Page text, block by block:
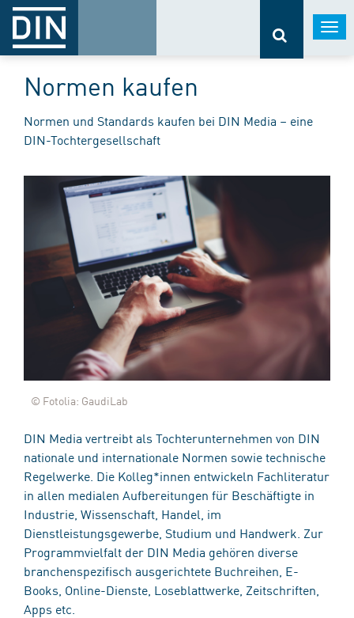
Normen kaufen
Normen und Standards kaufen bei DIN Media – eine
DIN-Tochtergesellschaft
© Fotolia: GaudiLab
DIN Media vertreibt als Tochterunternehmen von DIN
nationale und internationale Normen sowie technische
Regelwerke. Die Kolleg*innen entwickeln Fachliteratur
in allen medialen Aufbereitungen für Beschäftigte in
Industrie, Wissenschaft, Handel, im
Dienstleistungsgewerbe, Studium und Handwerk. Zur
Programmvielfalt der DIN Media gehören diverse
branchenspezifisch ausgerichtete Buchreihen, E-
Books, Online-Dienste, Loseblattwerke, Zeitschriften,
Apps etc.